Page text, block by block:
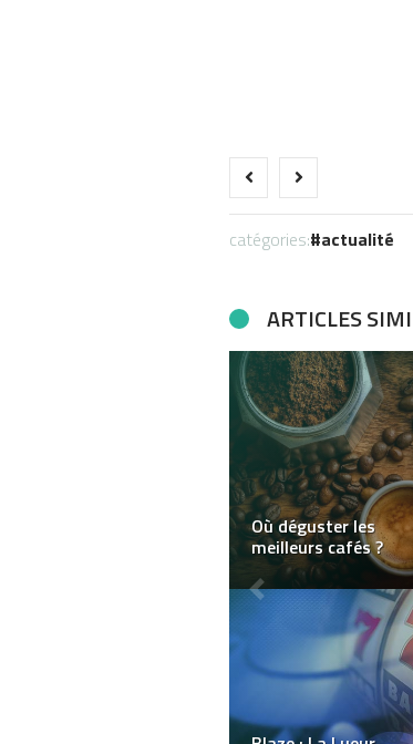
catégories: actualité
ARTICLES
Comment trouvez
électricien d’urgence ?
IPTV Abonnement